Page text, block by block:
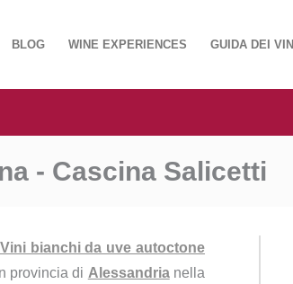
BLOG WINE EXPERIENCES GUIDA DEI VINI
- Cascina Salicetti
Vini bianchi da uve autoctone
provincia di Alessandrianella